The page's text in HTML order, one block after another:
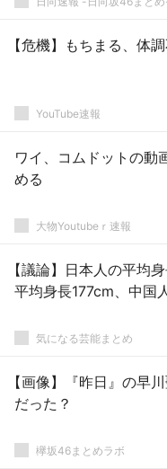
【危機】もちまる、体
YouTube速報
ワイ、コムドットの動
める
大物Youtubeｒ速報
【議論】日本人の平均
平均身長177cm、中国
気になる芸能まとめ
【画像】『昨日』の早
だった？
欅坂46まとめラボ